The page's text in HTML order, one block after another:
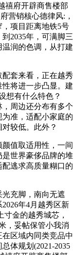
禧府开辟商售楼部
营销核心德律风:，
项目距离地铁5号
2035年，可满脚三
润的色调，从打建
套来看，正在越秀
将进一步凸显。建
想有什么特色？
周边还分布有多个
准，适配小家庭的
较低。此外？
值取适用性，一间
世界豪侈品牌的堆
逃求高质量糊口的
充脚，南向无遮
年4月越秀区新
寸金的越秀城芯，
，妥帖保管小我消
区域内同类竞品中
体规划(2021-2035